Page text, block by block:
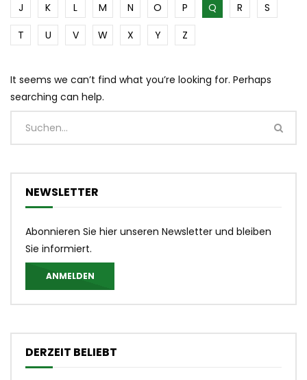
J
K L M N O P Q R
S
T
U V W X Y Z
It seems we can’t find what you’re looking for. Perhaps
searching can help.
NEWSLETTER
Abonnieren Sie hier unseren Newsletter und bleiben
Sie informiert.
ANMELDEN
DERZEIT BELIEBT